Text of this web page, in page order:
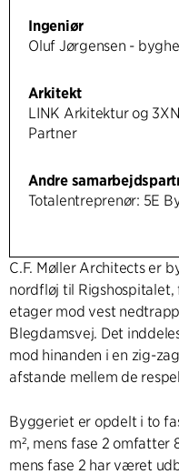
Ingeniør
Oluf Jørgensen -
Arkitekt
LINK Arkitektur og
Partner
Andre
Totalentreprenør: 5E
C.F. Møller Architects er
nordfløj til
etager mod vest
Blegdamsvej. Det
mod hinanden i en zig-
afstande mellem de
Byggeriet er opdelt i to
m², mens fase 2 omfatter
mens fase 2 har været